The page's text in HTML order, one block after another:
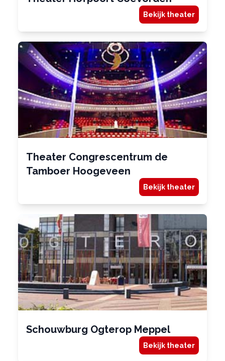
Bekijk theater
Theater Congrescentrum de
Tamboer Hoogeveen
Bekijk theater
Schouwburg Ogterop Meppel
Bekijk theater